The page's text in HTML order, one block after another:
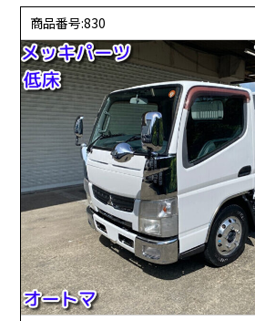
商品番号:830